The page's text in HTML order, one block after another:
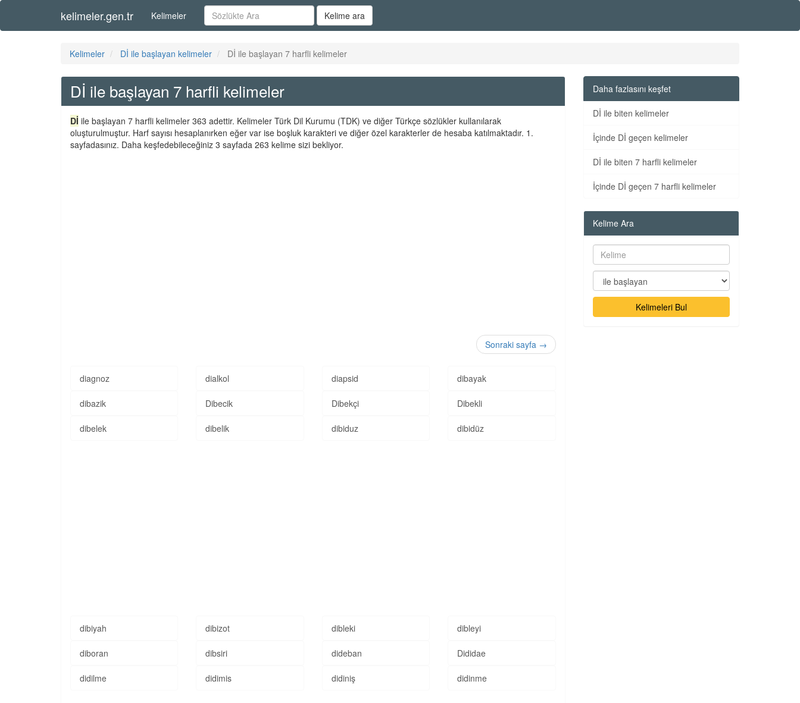
kelimeler.gen.tr Kelimeler Kelime ara
Kelimeler Dİ ile başlayan kelimeler Dİ ile başlayan 7 harfli kelimeler
Dİ ile başlayan 7 harfli kelimeler
Dİ ile başlayan 7 harfli kelimeler 363 adettir. Kelimeler Türk Dil Kurumu (TDK) ve diğer Türkçe sözlükler kullanılarak
oluşturulmuştur. Harf sayısı hesaplanırken eğer var ise boşluk karakteri ve diğer özel karakterler de hesaba katılmaktadır. 1.
sayfadasınız. Daha keşfedebileceğiniz 3 sayfada 263 kelime sizi bekliyor.
Sonraki sayfa →
diagnoz dialkol diapsid dibayak
dibazik Dibecik Dibekçi Dibekli
dibelek dibelik dibiduz dibidüz
dibiyah dibizot dibleki dibleyi
diboran dibsiri dideban Dididae
didilme didimis didiniş didinme
Daha fazlasını keşfet
Dİ ile biten kelimeler
İçinde Dİ geçen kelimeler
Dİ ile biten 7 harfli kelimeler
İçinde Dİ geçen 7 harfli kelimeler
Kelime Ara
Kelimeleri Bul